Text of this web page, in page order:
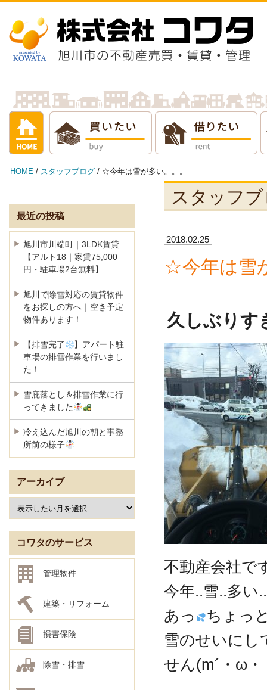
HOME / スタッフブログ / ☆今年は雪が多い。。。
スタッフ
2018.02.25
☆今年は雪
久しぶりす
不動産会社で
今年..雪..多い..
あっ
ちょっ
雪のせいに
せん(m´・ω
最近の投稿
旭川市川端町｜3LDK賃貸
【アルト18｜家賃75,000
円・駐車場2台無料】
旭川で除雪対応の賃貸物件
をお探しの方へ｜空き予定
物件あります！
【排雪完了
】アパート駐
車場の排雪作業を行いまし
た！
雪庇落とし＆排雪作業に行
ってきました
冷え込んだ旭川の朝と事務
所前の様子
アーカイブ
コワタのサービス
管理物件
建築・リフォーム
損害保険
除雪・排雪